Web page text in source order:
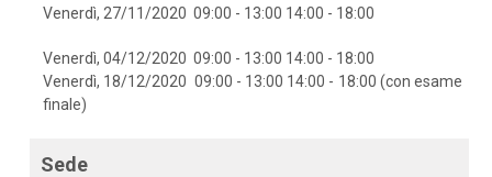
Venerdì, 27/11/2020 09:00 - 13:00 14:00 - 18:00
Venerdì, 04/12/2020 09:00 - 13:00 14:00 - 18:00
Venerdì, 18/12/2020 09:00 - 13:00 14:00 - 18:00 (con esame
finale)
Sede